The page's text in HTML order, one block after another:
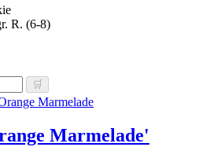
R. (6-8)
Marmelade'